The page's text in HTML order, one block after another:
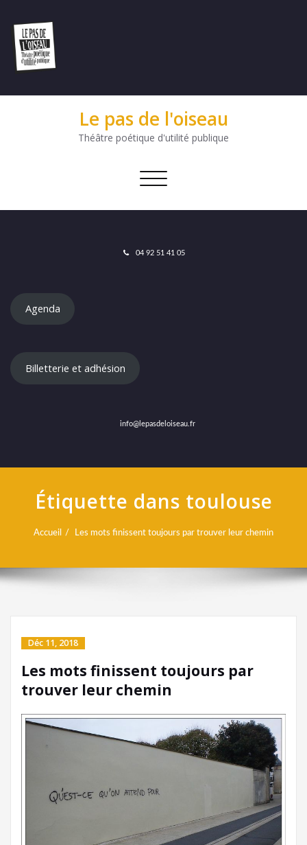
Le pas de l'oiseau
Théâtre poétique d'utilité publique
Afficher/masquer
navigation
04 92 51 41 05
Agenda
Billetterie et adhésion
info@lepasdeloiseau.fr
Étiquette dans toulouse
Accueil Les mots finissent toujours par trouver leur chemin
Déc 11, 2018
Les mots finissent toujours par
trouver leur chemin